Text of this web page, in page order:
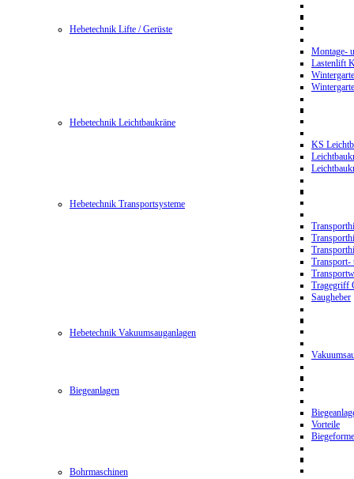
Hebetechnik Lifte / Gerüste
Montage-
Lastenlift
Hebetechnik Leichtbaukräne
KS
Hebetechnik Transportsysteme
Transport-
Tragegriff
Saugheber
Hebetechnik Vakuumsauganlagen
Biegeanlagen
Vorteile
Bohrmaschinen